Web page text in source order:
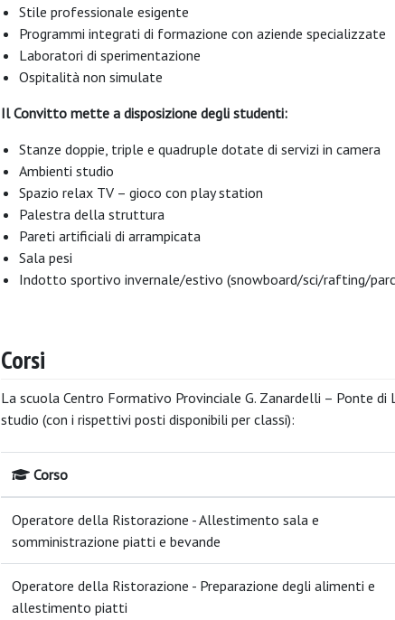
Stile professionale esigente
Programmi integrati di formazione con aziende specializzate
Laboratori di sperimentazione
Ospitalità non simulate
Il Convitto mette a disposizione degli studenti:
Stanze doppie, triple e quadruple dotate di servizi in camera
Ambienti studio
Spazio relax TV – gioco con play station
Palestra della struttura
Pareti artificiali di arrampicata
Sala pesi
Indotto sportivo invernale/estivo (snowboard/sci/rafting/
Corsi
La scuola Centro Formativo Provinciale G. Zanardelli – Ponte di
studio (con i rispettivi posti disponibili per classi):
Corso
Operatore della Ristorazione - Allestimento sala e
somministrazione piatti e bevande
Operatore della Ristorazione - Preparazione degli alimenti e
allestimento piatti